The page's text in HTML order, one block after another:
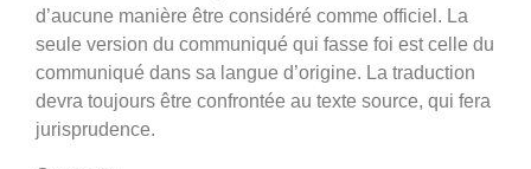
d’aucune manière être considéré comme officiel. La
seule version du communiqué qui fasse foi est celle du
communiqué dans sa langue d’origine. La traduction
devra toujours être confrontée au texte source, qui fera
jurisprudence.